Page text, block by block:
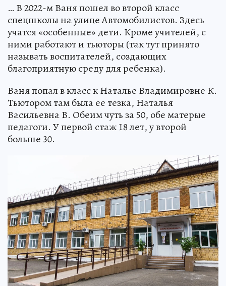
… В 2022-м Ваня пошел во второй класс
спецшколы на улице Автомобилистов. Здесь
учатся «особенные» дети. Кроме учителей, с
ними работают и тьюторы (так тут принято
называть воспитателей, создающих
благоприятную среду для ребенка).
Ваня попал в класс к Наталье Владимировне К.
Тьютором там была ее тезка, Наталья
Васильевна В. Обеим чуть за 50, обе матерые
педагоги. У первой стаж 18 лет, у второй
больше 30.